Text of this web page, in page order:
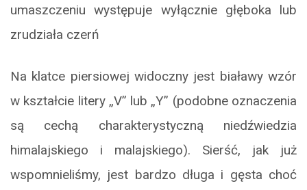
umaszczeniu występuje wyłącznie głęboka lub
zrudziała czerń
Na klatce piersiowej widoczny jest białawy wzór
w kształcie litery „V” lub „Y” (podobne oznaczenia
są cechą charakterystyczną niedźwiedzia
himalajskiego i malajskiego). Sierść, jak już
wspomnieliśmy, jest bardzo długa i gęsta choć